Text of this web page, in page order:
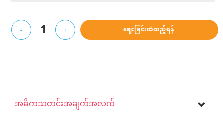
- 1 + ဈေးခြင်းထဲထည့်ရန်
အဓိကသတင်းအချက်အလက်